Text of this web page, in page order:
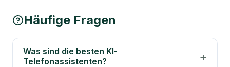
Häufige Fragen
Was sind die besten KI-
Telefonassistenten?